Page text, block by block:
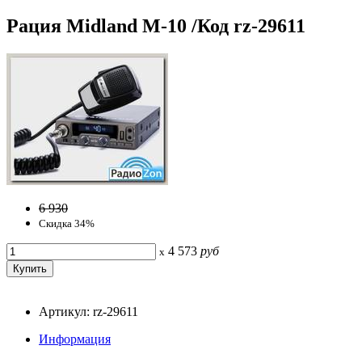
Рация Midland M-10 /Код rz-29611
6 930
Скидка 34%
x 4 573 руб
Артикул: rz-29611
Информация